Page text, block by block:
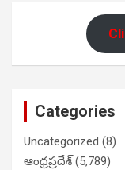
Categories
Uncategorized (8)
ఆంధ్రప్రదేశ్(5,789)